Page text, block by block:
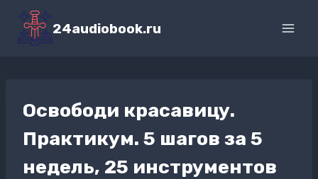
Перейти
содержимому
24audiobook.ru
Освободи красавицу.
Практикум. 5 шагов за 5
недель, 25 инструментов